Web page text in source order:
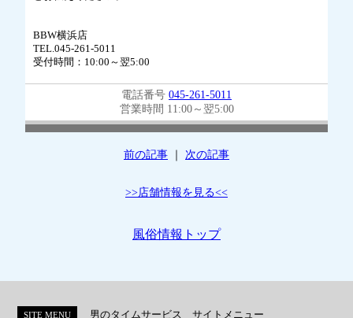
BBW横浜店
TEL.045-261-5011
受付時間：10:00～翌5:00
電話番号 045-261-5011
営業時間 11:00～翌5:00
前の記事 次の記事
>>店舗情報を見る<<
風俗情報トップ
SITE MENU 男のタイムサービス サイトメニュー